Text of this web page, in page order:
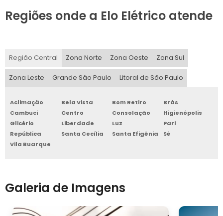
Regiões onde a Elo Elétrico atende
Região Central Zona Norte Zona Oeste Zona Sul
Zona Leste Grande São Paulo Litoral de São Paulo
Aclimação Bela Vista Bom Retiro
Brás
Cambuci
Centro Consolação
Higienópolis
Glicério
Liberdade Luz
Pari
República
Santa Cecília Santa Efigênia
Sé
Vila Buarque
Galeria de Imagens